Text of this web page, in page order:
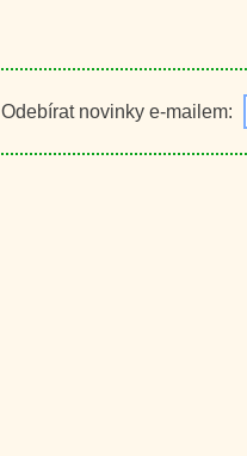
Odebírat novinky e-mailem: